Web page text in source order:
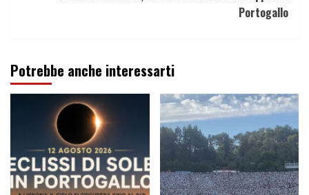
Portogallo
Potrebbe anche interessarti